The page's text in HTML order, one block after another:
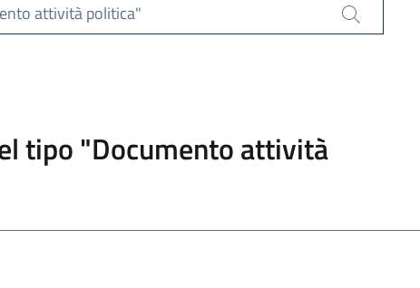
attività politica"
Cerca
tipo "Documento attività